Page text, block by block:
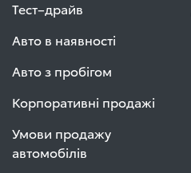
Тест–драйв
Авто в наявності
Авто з пробігом
Корпоративні продажі
Умови продажу
автомобілів